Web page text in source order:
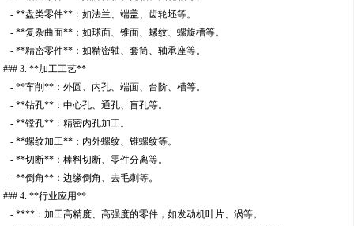
- **盘类零件**：如法兰、端盖、齿轮坯等。
- **复杂曲面**：如球面、锥面、螺纹、螺旋槽等。
- **精密零件**：如精密轴、套筒、轴承座等。
### 3. **加工工艺**
- **车削**：外圆、内孔、端面、台阶、槽等。
- **钻孔**：中心孔、通孔、盲孔等。
- **镗孔**：精密内孔加工。
- **螺纹加工**：内外螺纹、锥螺纹等。
- **切断**：棒料切断、零件分离等。
- **倒角**：边缘倒角、去毛刺等。
### 4. **行业应用**
- ****：加工高精度、高强度的零件，如发动机叶片、涡等。